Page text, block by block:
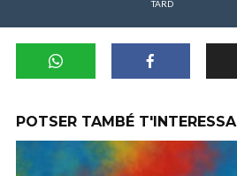
TARD
POTSER TAMBÉ T'INTERESSA